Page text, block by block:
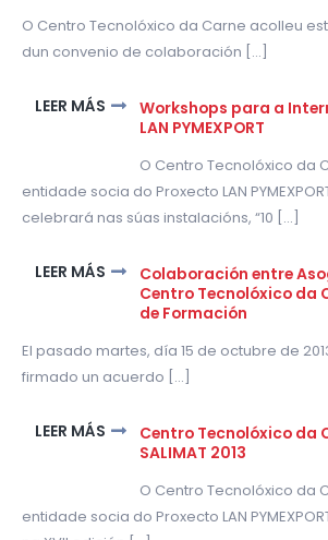
O Centro Tecnolóxico da Carne acolleu
dun convenio de colaboración [...]
LEER MÁS
Workshops para a
LAN PYMEXPORT
O Centro Tecnolóxico da
entidade socia do Proxecto LAN
celebrará nas súas instalacións, “10 [...]
LEER MÁS
Colaboración entre
Centro Tecnolóxico da
de Formación
El pasado martes, día 15 de octubre de
firmado un acuerdo [...]
LEER MÁS
Centro Tecnolóxico da
SALIMAT 2013
O Centro Tecnolóxico da
entidade socia do Proxecto LAN